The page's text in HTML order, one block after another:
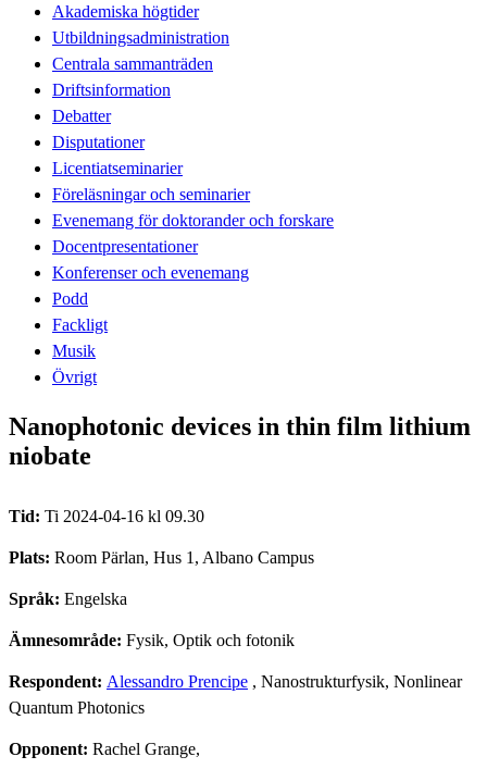
Akademiska högtider
Utbildningsadministration
Centrala sammanträden
Driftsinformation
Debatter
Disputationer
Licentiatseminarier
Föreläsningar och seminarier
Evenemang för doktorander och forskare
Docentpresentationer
Konferenser och evenemang
Podd
Fackligt
Musik
Övrigt
Nanophotonic devices in thin film lithium
niobate
Tid: Ti 2024-04-16 kl 09.30
Plats: Room Pärlan, Hus 1, Albano Campus
Språk: Engelska
Ämnesområde: Fysik, Optik och fotonik
Respondent: Alessandro Prencipe , Nanostrukturfysik, Nonlinear
Quantum Photonics
Opponent: Rachel Grange,